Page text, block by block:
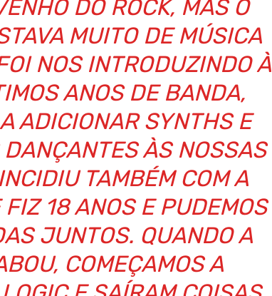
DO ROCK, MAS O
MUITO DE MÚSICA
NOS INTRODUZINDO À
ANOS DE BANDA,
ADICIONAR SYNTHS E
ÀS NOSSAS
TAMBÉM COM A
FIZ 18 ANOS E PUDEMOS
JUNTOS. QUANDO A
COMEÇAMOS A